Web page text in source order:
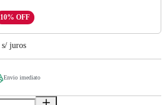
10% OFF
s/ juros
Envio imediato